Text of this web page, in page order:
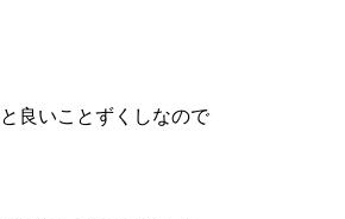
良いことずくしなので